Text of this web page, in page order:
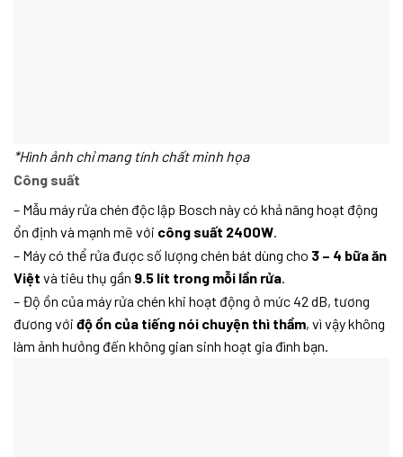
*Hình ảnh chỉ mang tính chất minh họa
Công suất
– Mẫu máy rửa chén độc lập Bosch này có khả năng hoạt động
ổn định và mạnh mẽ với công suất 2400W.
– Máy có thể rửa được số lượng chén bát dùng cho 3 – 4 bữa ăn
Việt và tiêu thụ gần 9.5 lít trong mỗi lần rửa.
– Độ ồn của máy rửa chén khi hoạt động ở mức 42 dB, tương
đương với độ ồn của tiếng nói chuyện thì thầm, vì vậy không
làm ảnh hưởng đến không gian sinh hoạt gia đình bạn.